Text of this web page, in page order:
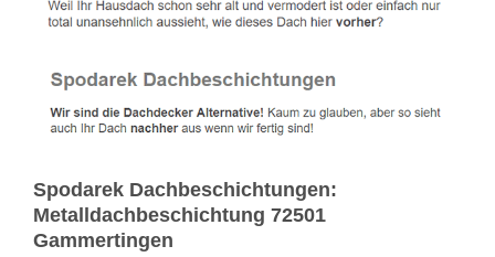
Spodarek Dachbeschichtungen:
Metalldachbeschichtung 72501
Gammertingen